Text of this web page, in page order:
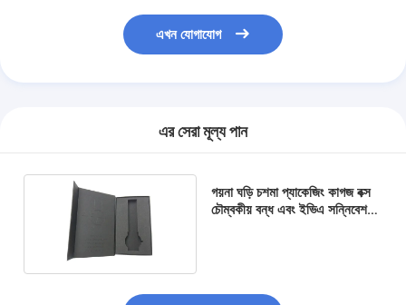
এখন যোগাযোগ
এর সেরা মূল্য পান
গয়না ঘড়ি চশমা প্যাকেজিং কাগজ বক্স
চৌম্বকীয় বন্ধ এবং ইভিএ সন্নিবেশ